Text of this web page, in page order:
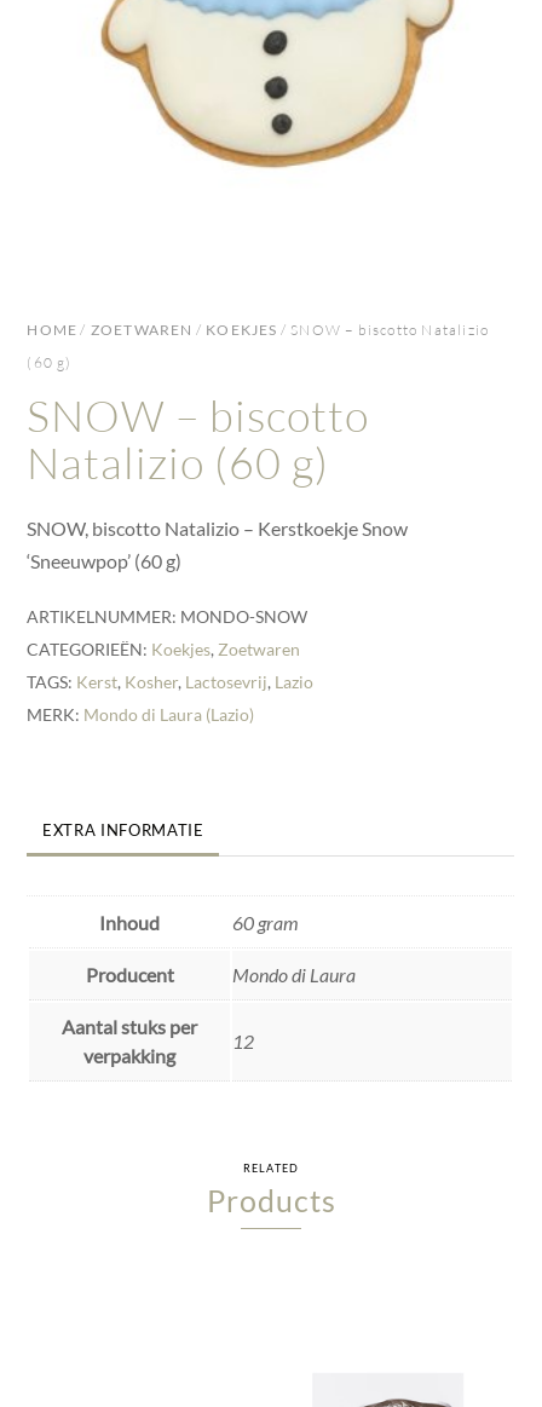
HOME / ZOETWAREN / KOEKJES / SNOW – biscotto Natalizio
(60 g)
SNOW – biscotto
Natalizio (60 g)
SNOW, biscotto Natalizio – Kerstkoekje Snow
‘Sneeuwpop’ (60 g)
ARTIKELNUMMER: MONDO-SNOW
CATEGORIEËN: Koekjes, Zoetwaren
TAGS: Kerst, Kosher, Lactosevrij, Lazio
MERK: Mondo di Laura (Lazio)
EXTRA INFORMATIE
Inhoud 60 gram
Producent Mondo di Laura
Aantal stuks per
verpakking
12
RELATED
Products